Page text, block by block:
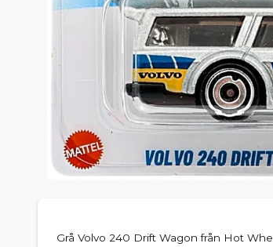
Grå Volvo 240 Drift Wagon från Hot